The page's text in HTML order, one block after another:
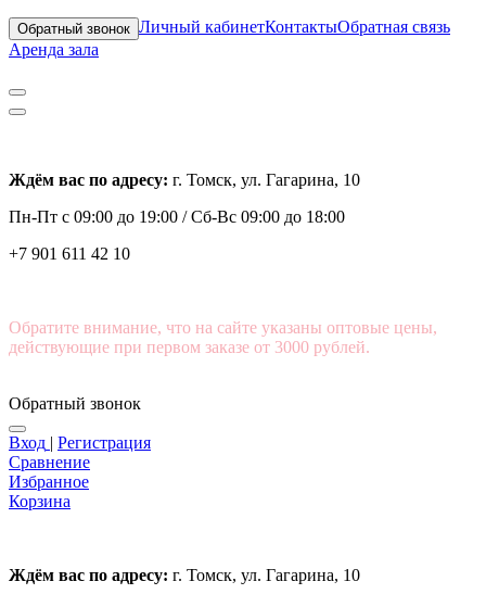
Обратный звонок Личный кабинетКонтактыОбратная связь
Аренда зала
Ждём вас по адресу: г. Томск, ул. Гагарина, 10
Пн-Пт с 09:00 до 19:00 /Сб-Вс 09:00 до 18:00
+7 901 611 42 10
Обратите внимание, что на сайте указаны оптовые цены,
действующие при первом заказе от 3000 рублей.
Обратный звонок
Вход | Регистрация
Сравнение
Избранное
Корзина
Ждём вас по адресу: г. Томск, ул. Гагарина, 10